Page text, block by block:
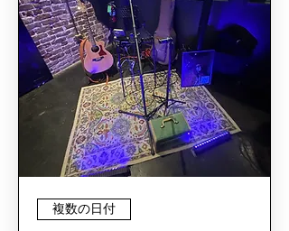
複数の日付